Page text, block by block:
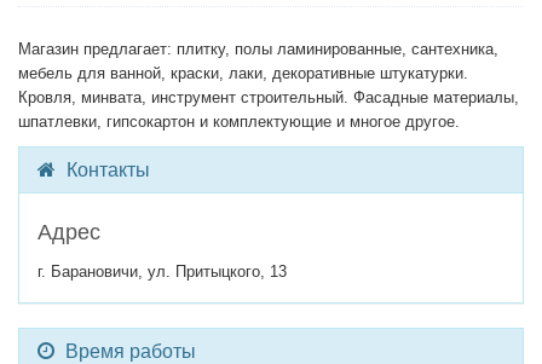
Магазин предлагает: плитку, полы ламинированные, сантехника,
мебель для ванной, краски, лаки, декоративные штукатурки.
Кровля, минвата, инструмент строительный. Фасадные материалы,
шпатлевки, гипсокартон и комплектующие и многое другое.
Контакты
Адрес
г. Барановичи, ул. Притыцкого, 13
Время работы